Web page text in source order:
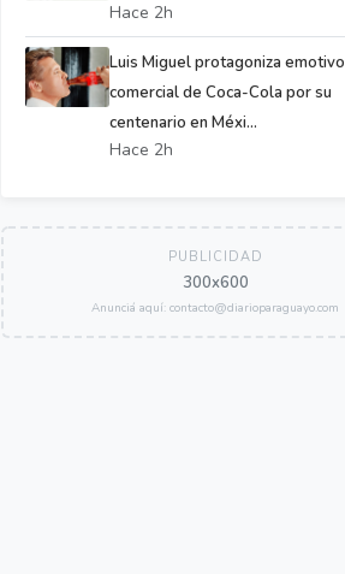
Hace 2h
Luis Miguel protagoniza emotivo
comercial de Coca-Cola por su
centenario en Méxi...
Hace 2h
PUBLICIDAD
300x600
Anunciá aquí: contacto@diarioparaguayo.com